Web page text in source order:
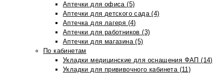
Аптечки для офиса (5)
Аптечки для детского сада (4)
Аптечка для лагеря (4)
Аптечки для работников (3)
Аптечки для магазина (5)
По кабинетам
Укладки медицинские для оснащения ФАП (14)
Укладки для прививочного кабинета (11)